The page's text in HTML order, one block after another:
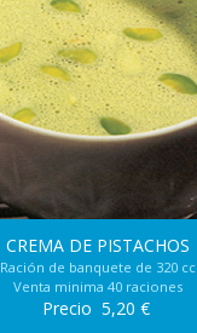
CREMA DE PISTACHOS
Ración de banquete de 320 cc
Venta minima 40 raciones
Precio 5,20 €